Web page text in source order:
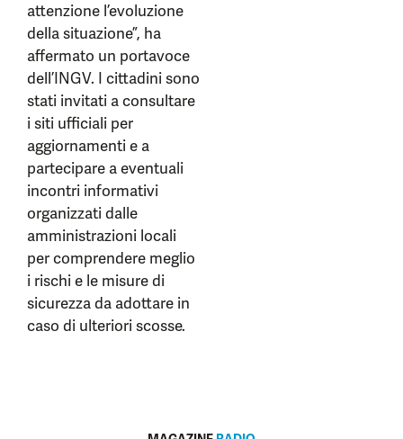
attenzione l’evoluzione
della situazione”, ha
affermato un portavoce
dell’INGV. I cittadini sono
stati invitati a consultare
i siti ufficiali per
aggiornamenti e a
partecipare a eventuali
incontri informativi
organizzati dalle
amministrazioni locali
per comprendere meglio
i rischi e le misure di
sicurezza da adottare in
caso di ulteriori scosse.